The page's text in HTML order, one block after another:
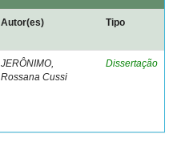
Autor(es) Tipo
JERÔNIMO,
Rossana Cussi
Dissertação